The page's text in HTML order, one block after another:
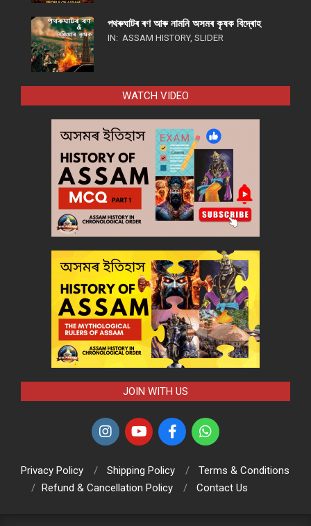
পথ​ৰুঘাট​ৰ ৰণ আৰু নামনি অসম​ৰ কৃষক বিদ্ৰোহ​
IN: ASSAM HISTORY, SLIDER
WATCH VIDEO
JOIN WITH US
Privacy Policy Shipping Policy
Terms & Conditions
Refund & Cancellation Policy
Contact Us